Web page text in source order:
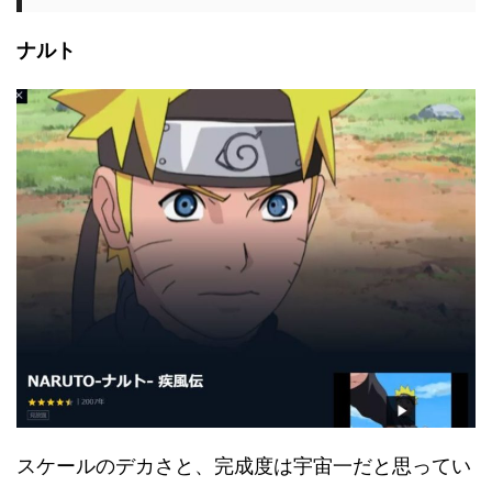
ナルト
スケールのデカさと、完成度は宇宙一だと思ってい